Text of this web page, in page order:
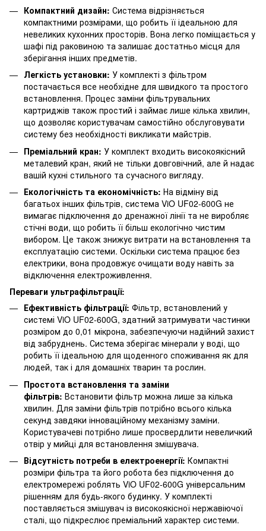
Компактний дизайн: Система відрізняється
компактними розмірами, що робить її ідеальною для
невеликих кухонних просторів. Вона легко поміщається у
шафі під раковиною та залишає достатньо місця для
зберігання інших предметів.
Легкість установки: У комплекті з фільтром
постачається все необхідне для швидкого та простого
встановлення. Процес заміни фільтрувальних
картриджів також простий і займає лише кілька хвилин,
що дозволяє користувачам самостійно обслуговувати
систему без необхідності викликати майстрів.
Преміальний кран: У комплект входить високоякісний
металевий кран, який не тільки довговічний, але й надає
вашій кухні стильного та сучасного вигляду.
Екологічність та економічність: На відміну від
багатьох інших фільтрів, система ViO UF02-600G не
вимагає підключення до дренажної лінії та не виробляє
стічні води, що робить її більш екологічно чистим
вибором. Це також знижує витрати на встановлення та
експлуатацію системи. Оскільки система працює без
електрики, вона продовжує очищати воду навіть за
відключення електроживлення.
Переваги ультрафільтрації:
Ефективність фільтрації: Фільтр, встановлений у
системі ViO UF02-600G, здатний затримувати частинки
розміром до 0,01 мікрона, забезпечуючи надійний захист
від забруднень. Система зберігає мінерали у воді, що
робить її ідеальною для щоденного споживання як для
людей, так і для домашніх тварин та рослин.
Простота встановлення та заміни
фільтрів: Встановити фільтр можна лише за кілька
хвилин. Для заміни фільтрів потрібно всього кілька
секунд завдяки інноваційному механізму заміни.
Користувачеві потрібно лише просвердлити невеличкий
отвір у мийці для встановлення змішувача.
Відсутність потреби в електроенергії: Компактні
розміри фільтра та його робота без підключення до
електромережі роблять ViO UF02-600G універсальним
рішенням для будь-якого будинку. У комплекті
поставляється змішувач із високоякісної нержавіючої
сталі, що підкреслює преміальний характер системи.